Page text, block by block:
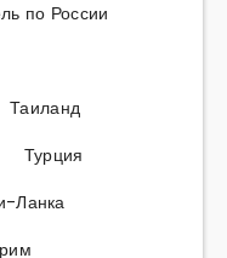
по России
Таиланд
Турция
Ланка